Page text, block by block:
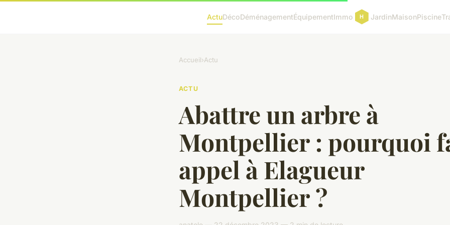
ActuDécoDéménagementÉquipementImmo JardinMaisonPiscine
Accueil›Actu
ACTU
Abattre un arbre à
Montpellier : pourquoi
appel à Elagueur
Montpellier ?